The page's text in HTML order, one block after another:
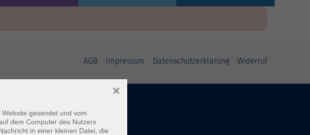
AGB Impressum Datenschutzerklärung Widerruf
gesendet und vom
dem Computer des Nutzers
in einer kleinen Datei, die
×